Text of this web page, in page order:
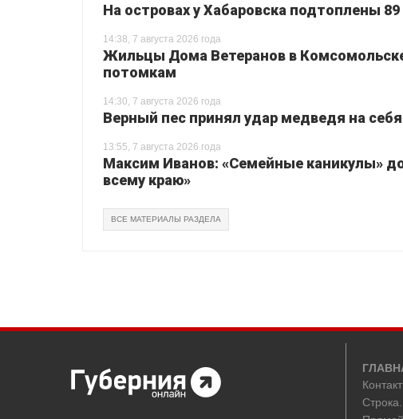
На островах у Хабаровска подтоплены
14:38, 7 августа 2026 года
Жильцы Дома Ветеранов в
потомкам
14:30, 7 августа 2026 года
Верный пес принял удар медведя на
13:55, 7 августа 2026 года
Максим Иванов: «Семейные каникулы»
всему краю»
ВСЕ МАТЕРИАЛЫ РАЗДЕЛА